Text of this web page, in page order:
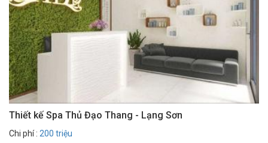
Thiết kế Spa Thủ Đạo Thang - Lạng Sơn
Chi phí : 200 triệu